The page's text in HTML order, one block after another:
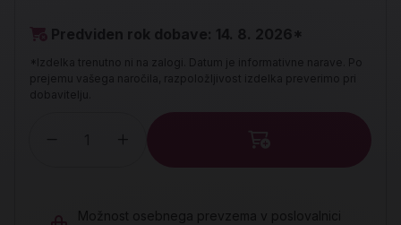
Predviden rok dobave: 14. 8. 2026*
*Izdelka trenutno ni na zalogi. Datum je informativne narave. Po
prejemu vašega naročila, razpoložljivost izdelka preverimo pri
dobavitelju.
Možnost osebnega prevzema v poslovalnici